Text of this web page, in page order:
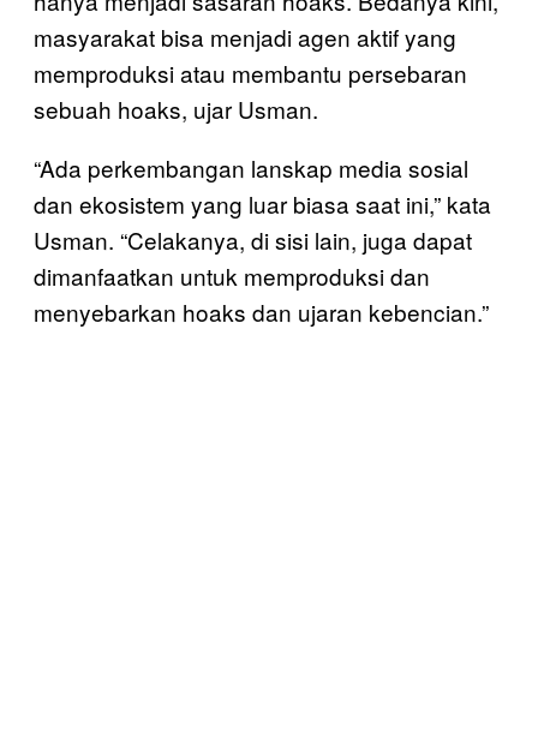
masyarakat bisa menjadi agen aktif yang
memproduksi atau membantu persebaran
sebuah hoaks, ujar Usman.
“Ada perkembangan lanskap media sosial
dan ekosistem yang luar biasa saat ini,” kata
Usman. “Celakanya, di sisi lain, juga dapat
dimanfaatkan untuk memproduksi dan
menyebarkan hoaks dan ujaran kebencian.”